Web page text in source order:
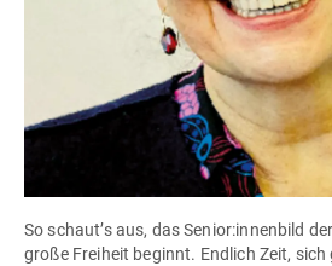
So schaut’s aus, das Senior:innenbild
große Freiheit beginnt. Endlich Zeit, sich